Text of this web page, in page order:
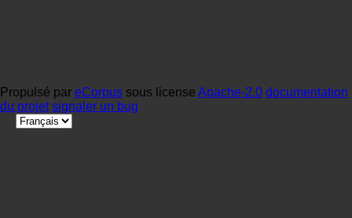
Propulsé par eCorpus sous license Apache-2.0 documentation
du projet signaler un bug